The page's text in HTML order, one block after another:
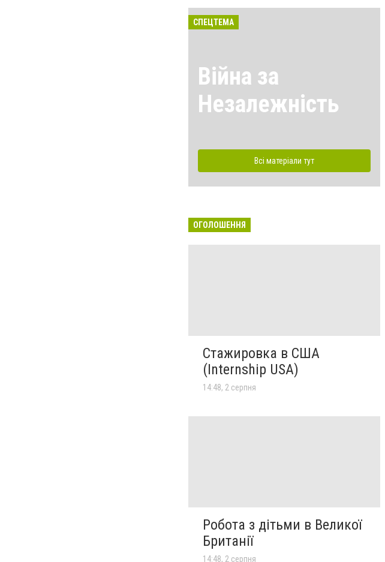
СПЕЦТЕМА
Війна за
Незалежність
Всі матеріали тут
ОГОЛОШЕННЯ
Стажировка в США
(Internship USA)
14:48, 2 серпня
Робота з дітьми в Великої
Британії
14:48, 2 серпня